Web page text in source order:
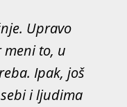
Upravo
meni to, u
Ipak, još
i ljudima